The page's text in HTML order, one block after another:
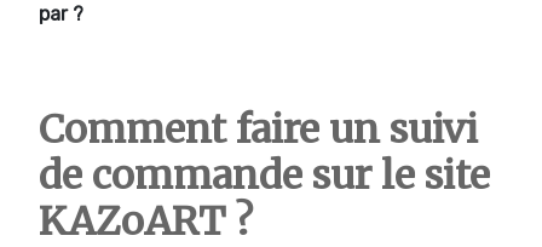
par ?
Comment faire un suivi
de commande sur le site
KAZoART ?